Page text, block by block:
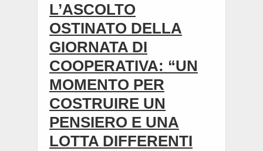
L’ASCOLTO
OSTINATO DELLA
GIORNATA DI
COOPERATIVA: “UN
MOMENTO PER
COSTRUIRE UN
PENSIERO E UNA
LOTTA DIFFERENTI